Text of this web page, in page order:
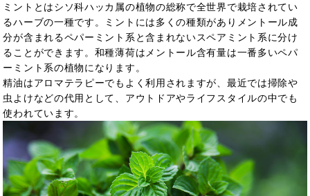
ミントとはシソ科ハッカ属の植物の総称で全世界で栽培されてい
るハーブの一種です。ミントには多くの種類がありメントール成
分が含まれるペパーミント系と含まれないスペアミント系に分け
ることができます。和種薄荷はメントール含有量は一番多いペパ
ーミント系の植物になります。
精油はアロマテラピーでもよく利用されますが、最近では掃除や
虫よけなどの代用として、アウトドアやライフスタイルの中でも
使われています。